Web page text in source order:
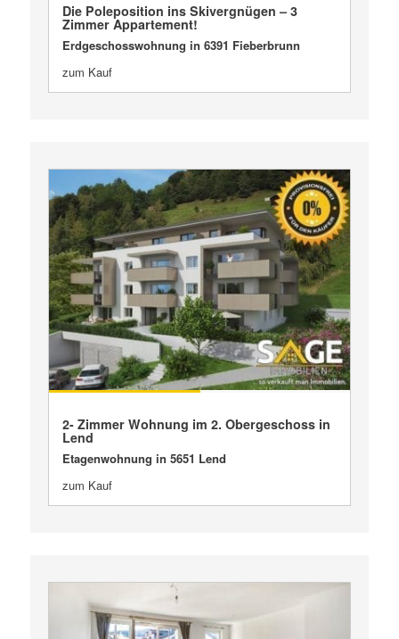
Die Poleposition ins Skivergnügen – 3
Zimmer Appartement!
Erdgeschosswohnung in 6391 Fieberbrunn
zum Kauf
2- Zimmer Wohnung im 2. Obergeschoss in
Lend
Etagenwohnung in 5651 Lend
zum Kauf